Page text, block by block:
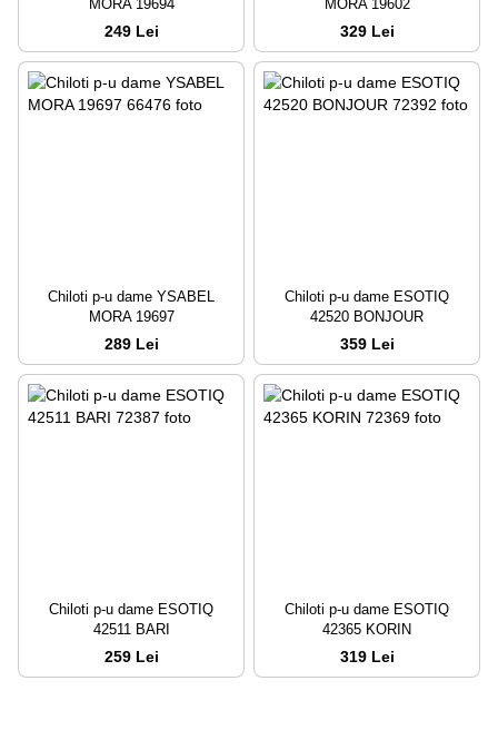
MORA 19694
249 Lei
MORA 19602
329 Lei
Chiloti p-u dame YSABEL
MORA 19697
289 Lei
Chiloti p-u dame ESOTIQ
42520 BONJOUR
359 Lei
Chiloti p-u dame ESOTIQ
42511 BARI
259 Lei
Chiloti p-u dame ESOTIQ
42365 KORIN
319 Lei